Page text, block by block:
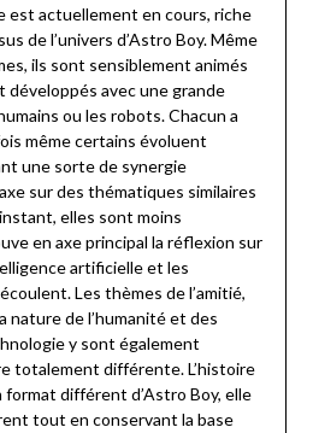
est actuellement en cours, riche
de l’univers d’Astro Boy. Même
ils sont sensiblement animés
développés avec une grande
ou les robots. Chacun a
même certains évoluent
une sorte de synergie
sur des thématiques similaires
elles sont moins
en axe principal la réflexion sur
artificielle et les
Les thèmes de l’amitié,
nature de l’humanité et des
y sont également
totalement différente. L’histoire
différent d’Astro Boy, elle
tout en conservant la base